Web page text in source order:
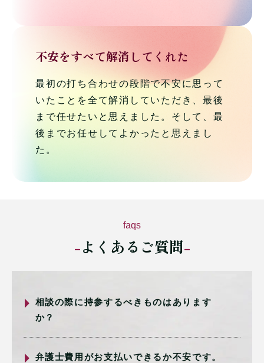
不安をすべて解消してくれた
最初の打ち合わせの段階で不安に思って
いたことを全て解消していただき、最後
まで任せたいと思えました。そして、最
後までお任せしてよかったと思えまし
た。
faqs
よくあるご質問
相談の際に持参するべきものはあります
か？
弁護士費用がお支払いできるか不安です。